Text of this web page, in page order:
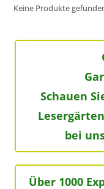
Keine Produkte
Schauen
bei
Über 1000